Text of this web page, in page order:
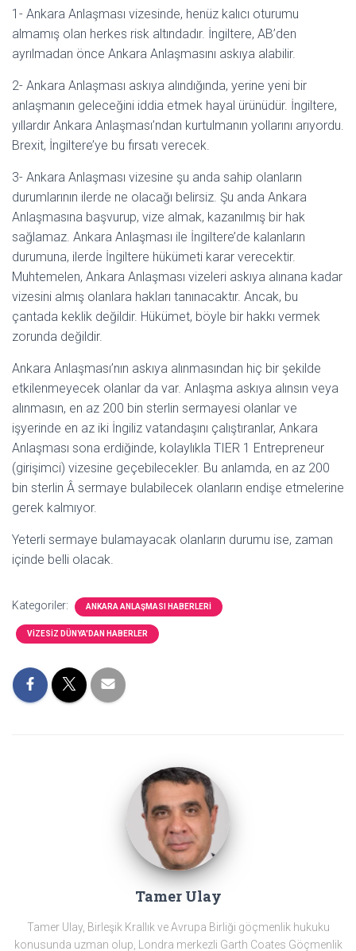
1- Ankara Anlaşması vizesinde, henüz kalıcı oturumu
almamış olan herkes risk altındadır. İngiltere, AB’den
ayrılmadan önce Ankara Anlaşmasını askıya alabilir.
2- Ankara Anlaşması askıya alındığında, yerine yeni bir
anlaşmanın geleceğini iddia etmek hayal ürünüdür. İngiltere,
yıllardır Ankara Anlaşması’ndan kurtulmanın yollarını arıyordu.
Brexit, İngiltere’ye bu fırsatı verecek.
3- Ankara Anlaşması vizesine şu anda sahip olanların
durumlarının ilerde ne olacağı belirsiz. Şu anda Ankara
Anlaşmasına başvurup, vize almak, kazanılmış bir hak
sağlamaz. Ankara Anlaşması ile İngiltere’de kalanların
durumuna, ilerde İngiltere hükümeti karar verecektir.
Muhtemelen, Ankara Anlaşması vizeleri askıya alınana kadar
vizesini almış olanlara hakları tanınacaktır. Ancak, bu
çantada keklik değildir. Hükümet, böyle bir hakkı vermek
zorunda değildir.
Ankara Anlaşması’nın askıya alınmasından hiç bir şekilde
etkilenmeyecek olanlar da var. Anlaşma askıya alınsın veya
alınmasın, en az 200 bin sterlin sermayesi olanlar ve
işyerinde en az iki İngiliz vatandaşını çalıştıranlar, Ankara
Anlaşması sona erdiğinde, kolaylıkla TIER 1 Entrepreneur
(girişimci) vizesine geçebilecekler. Bu anlamda, en az 200
bin sterlin Â sermaye bulabilecek olanların endişe etmelerine
gerek kalmıyor.
Yeterli sermaye bulamayacak olanların durumu ise, zaman
içinde belli olacak.
Kategoriler: ANKARA ANLAŞMASI HABERLERI
VIZESIZ DÜNYA'DAN HABERLER
Tamer Ulay
Tamer Ulay, Birleşik Krallık ve Avrupa Birliği göçmenlik hukuku
konusunda uzman olup, Londra merkezli Garth Coates Göçmenlik